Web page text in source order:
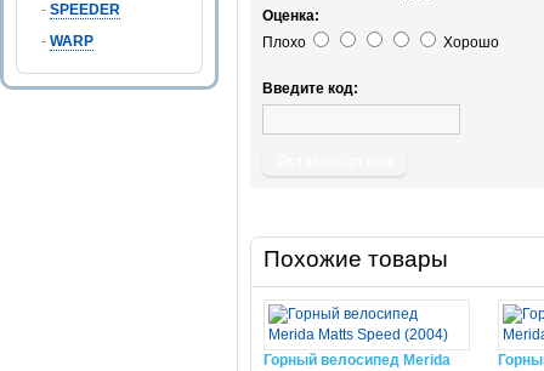
- SPEEDER
- WARP
Оценка:
Плохо
Хорошо
Введите код:
Похожие товары
Горный велосипед Merida